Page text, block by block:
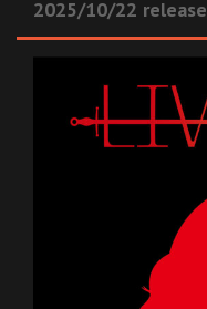
2025/10/22 release